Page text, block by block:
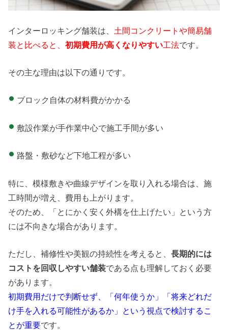
インターロッキング舗装は、 土間コンクリートや簡易舗
装と比べると、初期費用が高くなりやすい工法です。
その主な理由は以下の通りです。
ブロック自体の材料費がかかる
敷設作業が手作業中心で施工手間が多い
路盤・敷砂など下地工程が多い
特に、模様敷きや曲線デザインを取り入れる場合は、施
工時間が増え、費用も上がります。
そのため、「とにかく安く外構を仕上げたい」という方
には不向きな場合があります。
ただし、補修性や美観の持続性を考えると、長期的には
コストを回収しやすい舗装である点も理解しておく必要
があります。
初期費用だけで判断せず、「何年使うか」「将来どれだ
け手を入れる可能性があるか」という視点で検討するこ
とが重要です。